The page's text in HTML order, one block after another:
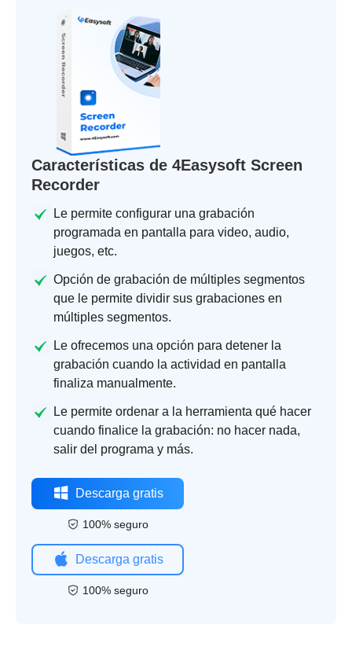
Características de 4Easysoft Screen
Recorder
Le permite configurar una grabación
programada en pantalla para video, audio,
juegos, etc.
Opción de grabación de múltiples segmentos
que le permite dividir sus grabaciones en
múltiples segmentos.
Le ofrecemos una opción para detener la
grabación cuando la actividad en pantalla
finaliza manualmente.
Le permite ordenar a la herramienta qué hacer
cuando finalice la grabación: no hacer nada,
salir del programa y más.
Descarga gratis
100% seguro
Descarga gratis
100% seguro